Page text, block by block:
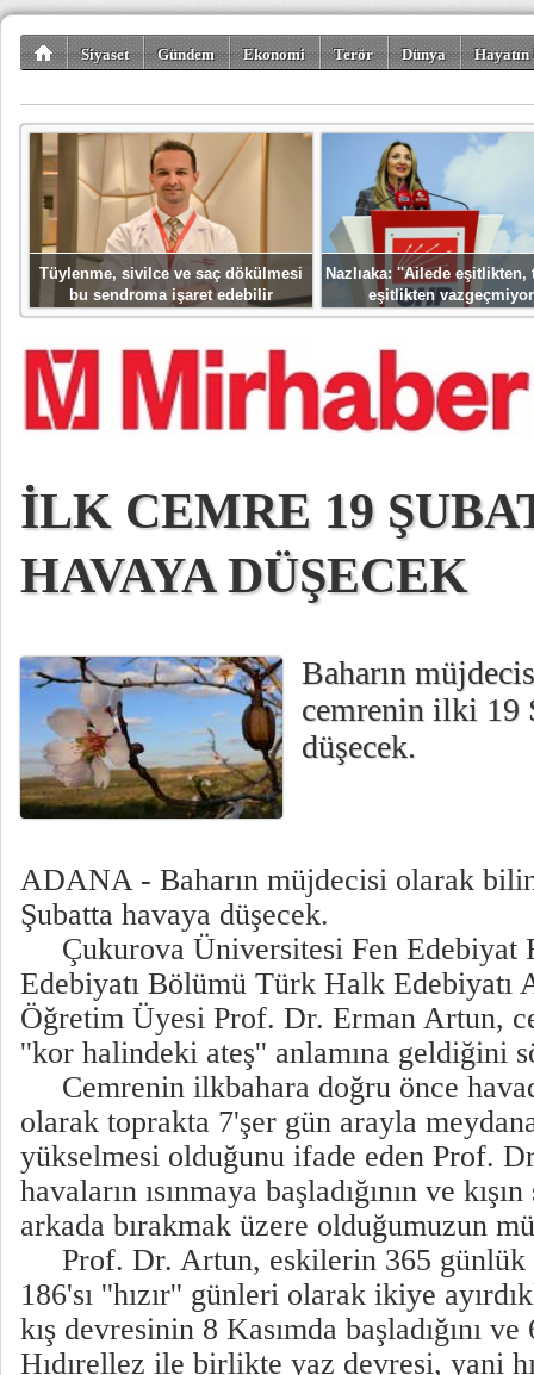
Siyaset Gündem Ekonomi Terör Dünya
Tüylenme, sivilce ve saç dökülmesi
bu sendroma işaret edebilir
Nazlıaka: ''Ailede eşitlikten,
eşitlikten
İLK CEMRE 19
HAVAYA DÜŞECEK
Baharın
cemrenin ilki 19
düşecek.
ADANA - Baharın müjdecisi olarak
Şubatta havaya düşecek.
Çukurova Üniversitesi Fen Edebiyat
Edebiyatı Bölümü Türk Halk Edebiyatı
Öğretim Üyesi Prof. Dr. Erman Artun,
''kor halindeki ateş'' anlamına geldiğini
Cemrenin ilkbahara doğru önce
olarak toprakta 7'şer gün arayla
yükselmesi olduğunu ifade eden Prof.
havaların ısınmaya başladığının ve
arkada bırakmak üzere olduğumuzun
Prof. Dr. Artun, eskilerin 365 günlük
186'sı ''hızır'' günleri olarak ikiye
kış devresinin 8 Kasımda başladığını
Hıdırellez ile birlikte yaz devresi, yani